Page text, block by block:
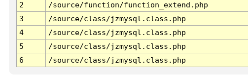
2
/source/function/function_extend.php
3
/source/class/jzmysql.class.php
4
/source/class/jzmysql.class.php
5
/source/class/jzmysql.class.php
6
/source/class/jzmysql.class.php